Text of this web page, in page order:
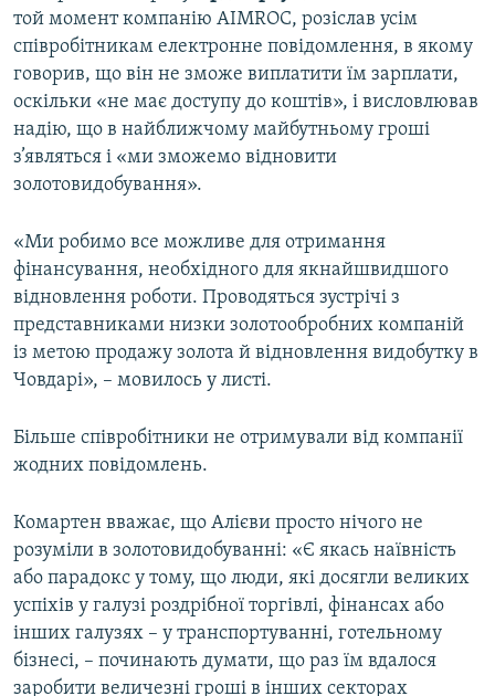
той момент компанію AIMROC, розіслав усім
співробітникам електронне повідомлення, в якому
говорив, що він не зможе виплатити їм зарплати,
оскільки «не має доступу до коштів», і висловлював
надію, що в найближчому майбутньому гроші
з’являться і «ми зможемо відновити
золотовидобування».
«Ми робимо все можливе для отримання
фінансування, необхідного для якнайшвидшого
відновлення роботи. Проводяться зустрічі з
представниками низки золотообробних компаній
із метою продажу золота й відновлення видобутку в
Човдарі», – мовилось у листі.
Більше співробітники не отримували від компанії
жодних повідомлень.
Комартен вважає, що Алієви просто нічого не
розуміли в золотовидобуванні: «Є якась наївність
або парадокс у тому, що люди, які досягли великих
успіхів у галузі роздрібної торгівлі, фінансах або
інших галузях – у транспортуванні, готельному
бізнесі, – починають думати, що раз їм вдалося
заробити величезні гроші в інших секторах